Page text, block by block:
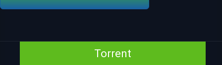
Torrent